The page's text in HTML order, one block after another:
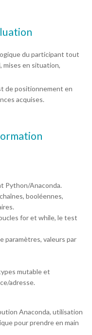
du participant tout
mises en situation,
de positionnement en
acquises.
Python/Anaconda.
booléennes,
for et while, le test
paramètres, valeurs par
mutable et
adresse.
Anaconda, utilisation
pour prendre en main